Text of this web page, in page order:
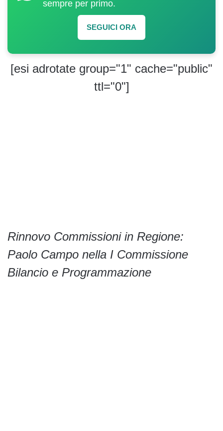
sempre per primo.
SEGUICI ORA
[esi adrotate group="1" cache="public"
ttl="0"]
Rinnovo Commissioni in Regione:
Paolo Campo nella I Commissione
Bilancio e Programmazione